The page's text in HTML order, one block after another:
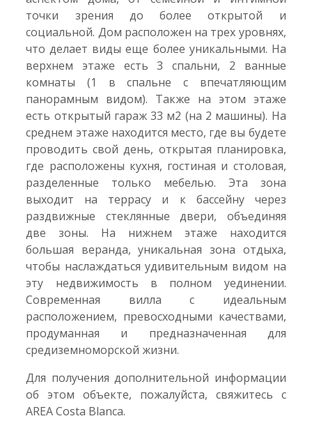
точки зрения до более открытой и
социальной. Дом расположен на трех уровнях,
что делает виды еще более уникальными. На
верхнем этаже есть 3 спальни, 2 ванные
комнаты (1 в спальне с впечатляющим
панорамным видом). Также на этом этаже
есть открытый гараж 33 м2 (на 2 машины). На
среднем этаже находится место, где вы будете
проводить свой день, открытая планировка,
где расположены кухня, гостиная и столовая,
разделенные только мебелью. Эта зона
выходит на террасу и к бассейну через
раздвижные стеклянные двери, объединяя
две зоны. На нижнем этаже находится
большая веранда, уникальная зона отдыха,
чтобы наслаждаться удивительным видом на
эту недвижимость в полном уединении.
Современная вилла с идеальным
расположением, превосходными качествами,
продуманная и предназначенная для
средиземноморской жизни.
Для получения дополнительной информации
об этом объекте, пожалуйста, свяжитесь с
AREA Costa Blanca.